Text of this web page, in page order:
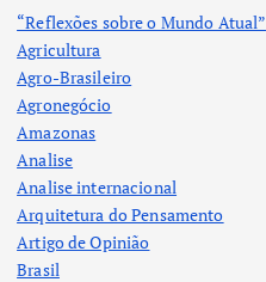
“Reflexões sobre o Mundo Atual”
Agricultura
Agro-Brasileiro
Agronegócio
Amazonas
Analise
Analise internacional
Arquitetura do Pensamento
Artigo de Opinião
Brasil